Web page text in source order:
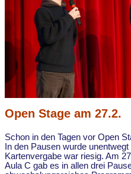
Open Stage am 27.2.
Schon in den Tagen vor Open
In den Pausen wurde
Kartenvergabe war riesig. Am
Aula C gab es in allen drei